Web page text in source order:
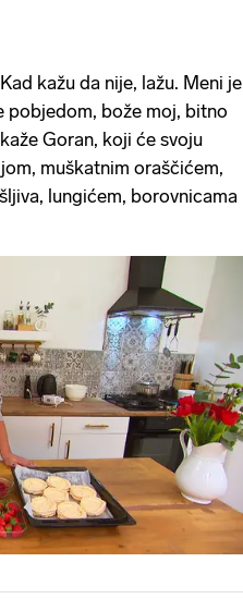
kažu da nije, lažu. Meni je
pobjedom, bože moj, bitno
Goran, koji će svoju
muškatnim oraščićem,
lungićem, borovnicama